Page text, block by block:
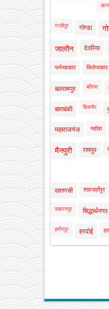
गाजीपुर गोण्डा
जालौन देवरिया
फर्रुखाबाद फिरोजाबाद
बलरामपुर बलिया
बाराबंकी बिजनौर
महाराजगंज महोबा
मैनपुरी रामपुर
वाराणसी शाहजहाँपुर
सहारनपुर सिद्धार्थनगर
हमीरपुर हरदोई